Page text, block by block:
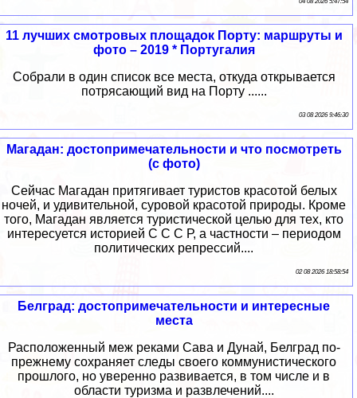
11 лучших смотровых площадок Порту: маршруты и
фото – 2019 * Португалия
Собрали в один список все места, откуда открывается
потрясающий вид на Порту ......
03 08 2026 9:46:30
Магадан: достопримечательности и что посмотреть
(с фото)
Сейчас Магадан притягивает туристов красотой белых
ночей, и удивительной, суровой красотой природы. Кроме
того, Магадан является туристической целью для тех, кто
интересуется историей С С С Р, а частности – периодом
политических репрессий....
02 08 2026 18:58:54
Белград: достопримечательности и интересные
места
Расположенный меж реками Сава и Дунай, Белград по-
прежнему сохраняет следы своего коммунистического
прошлого, но уверенно развивается, в том числе и в
области туризма и развлечений....